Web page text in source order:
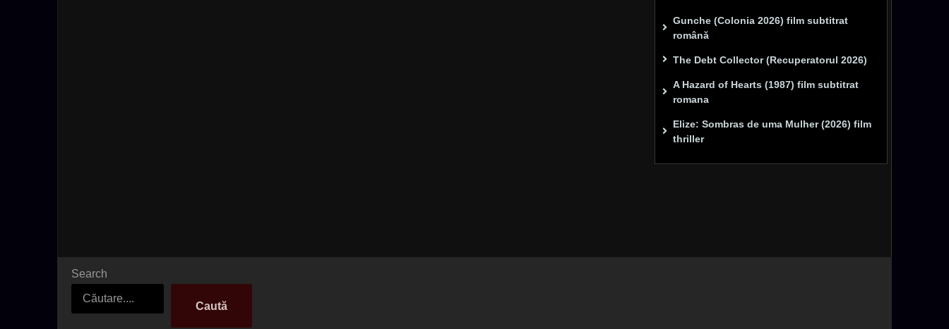
Gunche (Colonia 2026) film subtitrat
română
The Debt Collector (Recuperatorul 2026)
A Hazard of Hearts (1987) film subtitrat
romana
Elize: Sombras de uma Mulher (2026) film
thriller
Search
Caută